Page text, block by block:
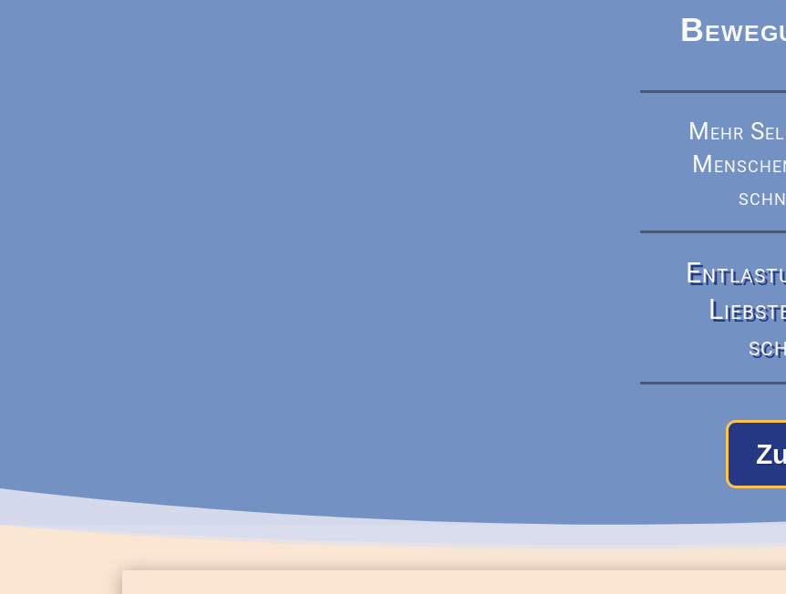
Mehr